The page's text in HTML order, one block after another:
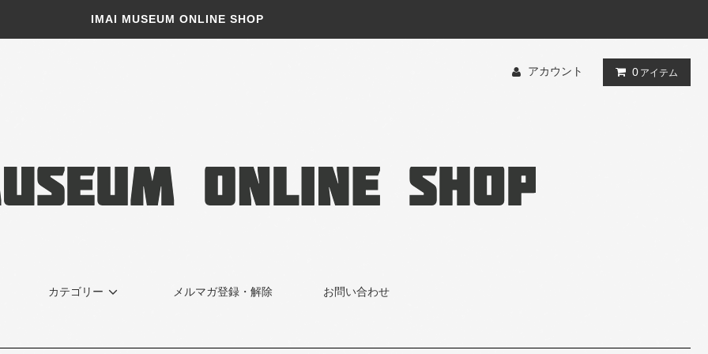
IMAI MUSEUM ONLINE SHOP
アカウント 0 アイテム
カテゴリー メルマガ登録・解除 お問い合わせ